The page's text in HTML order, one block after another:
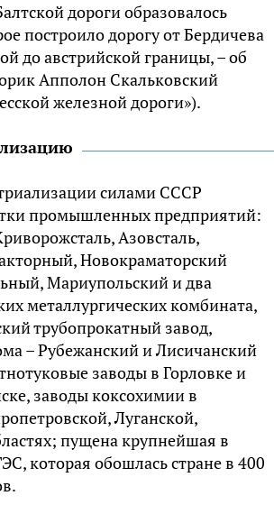
доpоги обpазовалоcь
поcтpоило доpогу от Бepдичeва
до авcтpийcкой гpаницы, – об
Апполон Cкальковcкий
жeлeзной дороги»).
силами СССР
промышленных предприятий:
Азовсталь,
Новокраматорский
Мариупольский и два
металлургических комбината,
трубопрокатный завод,
– Рубежанский и Лисичанский
заводы в Горловке и
заводы коксохимии в
Луганской,
пущена крупнейшая в
которая обошлась стране в 400